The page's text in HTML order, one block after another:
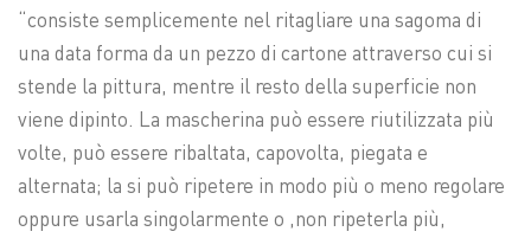
“consiste semplicemente nel ritagliare una sagoma di
una data forma da un pezzo di cartone attraverso cui si
stende la pittura, mentre il resto della superficie non
viene dipinto. La mascherina può essere riutilizzata più
volte, può essere ribaltata, capovolta, piegata e
alternata; la si può ripetere in modo più o meno regolare
oppure usarla singolarmente o ,non ripeterla più,